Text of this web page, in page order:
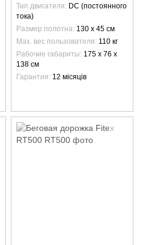
Тип двигателя
DC (постоянного
тока)
Размер полотна 130 х 45 см
Max. вес пользователя 110 кг
Рабочие габариты 175 x 76 x
138 см
Гарантия 12 місяців